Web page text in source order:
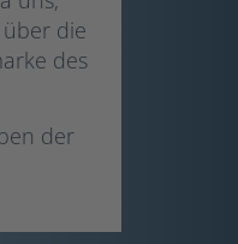
die
des
der